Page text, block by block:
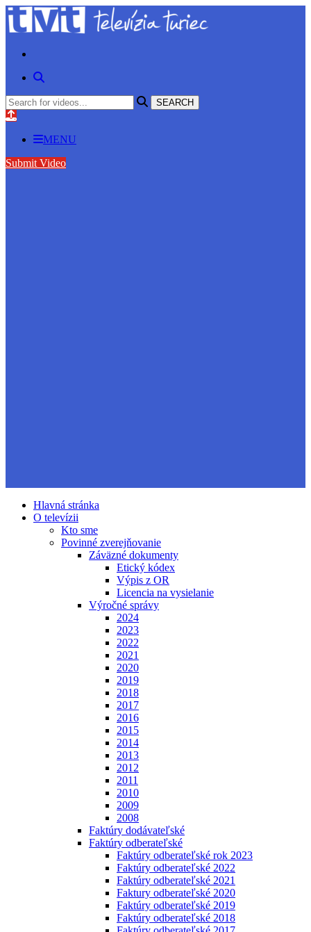
MENU
Submit Video
Hlavná stránka
O televízii
Kto sme
Povinné zverejňovanie
Záväzné dokumenty
Etický kódex
Výpis z OR
Licencia na vysielanie
Výročné správy
2024
2023
2022
2021
2020
2019
2018
2017
2016
2015
2014
2013
2012
2011
2010
2009
2008
Faktúry dodávateľské
Faktúry odberateľské
Faktúry odberateľské rok 2023
Faktúry odberateľské 2022
Faktúry odberateľské 2021
Faktury odberateľské 2020
Faktúry odberateľské 2019
Faktúry odberateľské 2018